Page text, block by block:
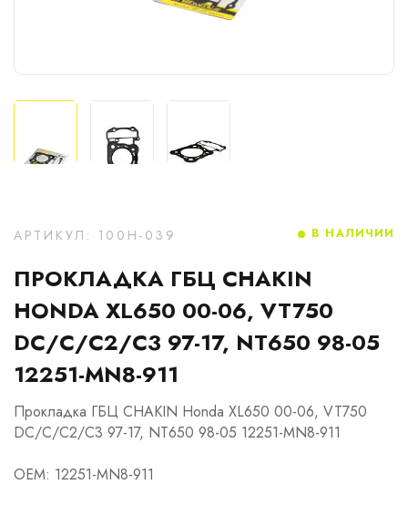
АРТИКУЛ: 100H-039
ПРОКЛАДКА ГБЦ CHAKIN
HONDA XL650 00-06, VT750
DC/C/C2/C3 97-17, NT650 98-05
12251-MN8-911
Прокладка ГБЦ CHAKIN Honda XL650 00-06, VT750
DC/C/C2/C3 97-17, NT650 98-05 12251-MN8-911
OEM: 12251-MN8-911
В НАЛИЧИИ